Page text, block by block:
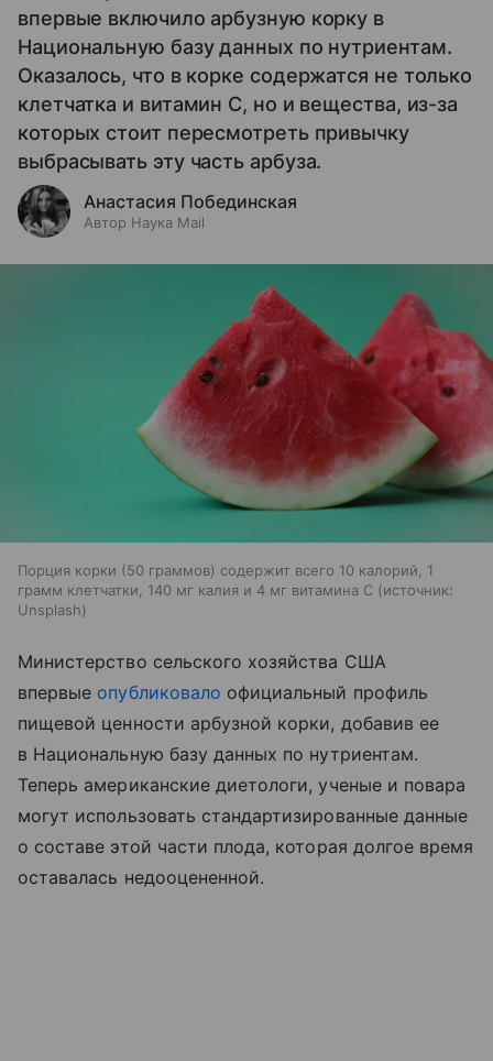
впервые включило арбузную корку в
Национальную базу данных по нутриентам.
Оказалось, что в корке содержатся не только
клетчатка и витамин С, но и вещества, из-за
которых стоит пересмотреть привычку
выбрасывать эту часть арбуза.
Анастасия Побединская
Автор Наука Mail
Порция корки (50 граммов) содержит всего 10 калорий, 1
грамм клетчатки, 140 мг калия и 4 мг витамина С
источник:
Unsplash
Министерство сельского хозяйства США
впервые опубликовало официальный профиль
пищевой ценности арбузной корки, добавив ее
в Национальную базу данных по нутриентам.
Теперь американские диетологи, ученые и повара
могут использовать стандартизированные данные
о составе этой части плода, которая долгое время
оставалась недооцененной.